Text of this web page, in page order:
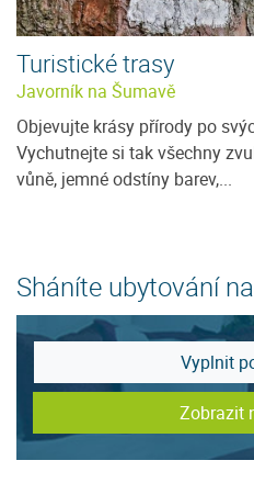
Turistické trasy
Javorník na Šumavě
Objevujte krásy přírody po
Vychutnejte si tak všechny
vůně, jemné odstíny barev,...
Sháníte ubytování
Vyplnit
Zobrazit